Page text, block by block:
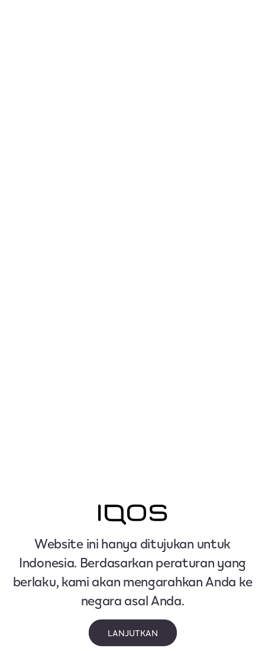
Website ini hanya ditujukan untuk
Indonesia. Berdasarkan peraturan yang
berlaku, kami akan mengarahkan Anda ke
negara asal Anda.
LANJUTKAN